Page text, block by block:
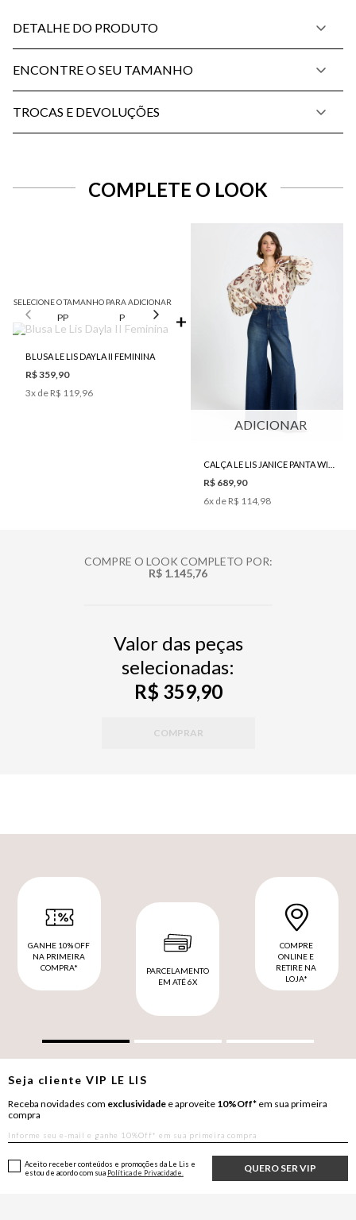
DETALHE DO PRODUTO
ENCONTRE O SEU TAMANHO
TROCAS E DEVOLUÇÕES
COMPLETE O LOOK
SELECIONE O TAMANHO PARA ADICIONAR
PP P M G
BLUSA LE LIS DAYLA II FEMININA
R$ 359,90
3x de R$ 119,96
ADICIONAR
R$ 689,90
6x de R$ 114,98
COMPRE O LOOK COMPLETO POR:
R$ 1.145,76
Valor das peças
selecionadas:
R$ 359,90
COMPRAR
GANHE 10% OFF
NA PRIMEIRA
COMPRA*
PARCELAMENTO
EM ATÉ 6X
COMPRE
ONLINE E
RETIRE NA
LOJA*
Seja clienteVIP LE LIS
Receba novidades com exclusividade e aproveite 10%Off* em sua primeira
compra
QUERO SER VIP
Aceito receber conteúdos e promoções da Le Lis e
estou de acordo com sua Política de Privacidade.